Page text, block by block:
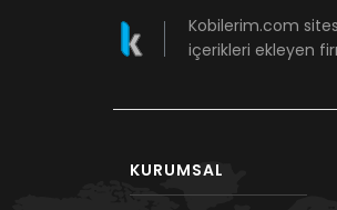
Kobilerim.com
içerikleri ekleyen
KURUMSAL